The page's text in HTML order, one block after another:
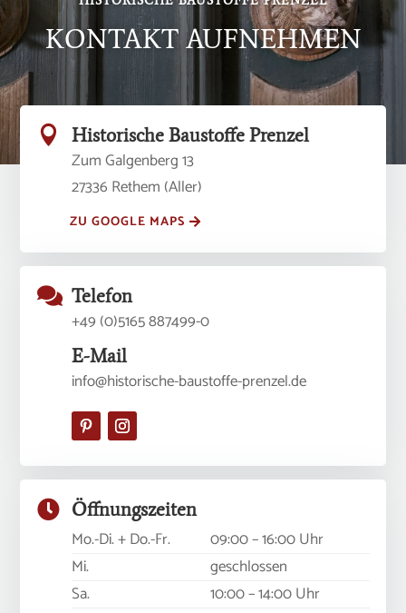
KONTAKT AUFNEHMEN
 Historische Baustoffe Prenzel
Zum Galgenberg 13
27336 Rethem (Aller)
ZU GOOGLE MAPS
 Telefon
+49 (0)5165 887499-0
E-Mail
info@historische-baustoffe-prenzel.de
 Öffnungszeiten
Mo.-Di. + Do.-Fr.
09:00 – 16:00 Uhr
Mi.
geschlossen
Sa.
10:00 – 14:00 Uhr